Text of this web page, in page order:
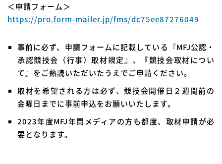
＜申請フォーム＞
https://pro.form-mailer.jp/fms/dc75ee87276049
事前に必ず、申請フォームに記載している『MFJ公認・
承認競技会（行事）取材規定』、『競技会取材につい
て』をご熟読いただいたうえでご申請ください。
取材を希望される方は必ず、競技会開催日２週間前の
金曜日までに事前申込をお願いいたします。
2023年度MFJ年間メディアの方も都度、取材申請が必
要となります。